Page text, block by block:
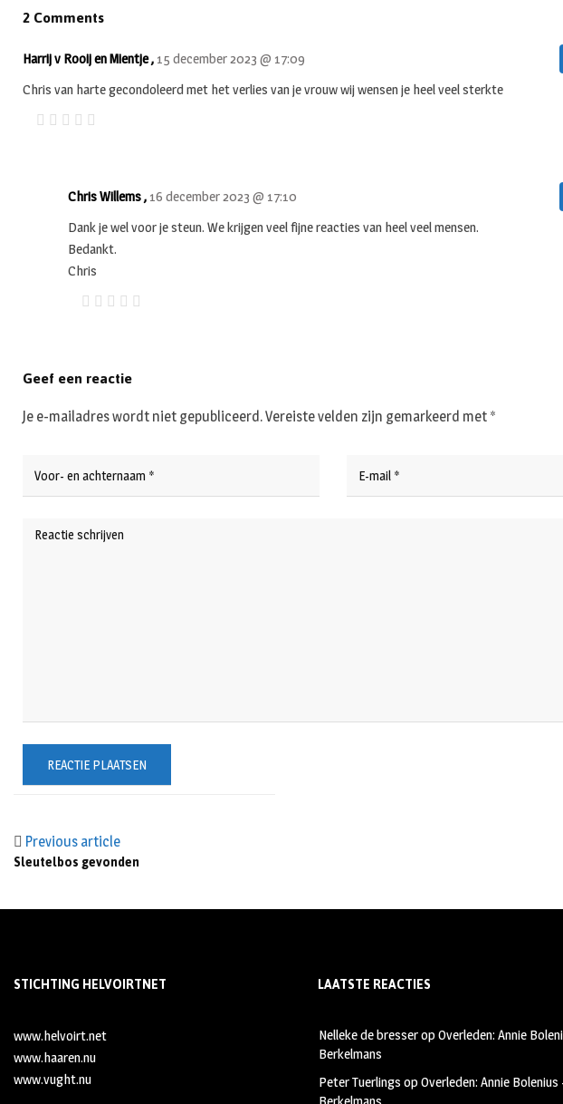
Previous article
Sleutelbos gevonden
2 Comments
Harrij v Rooij en Mientje , 15 december 2023 @ 17:09
Chris van harte gecondoleerd met het verlies van je vrouw wij wensen je heel veel sterkte
Chris Willems , 16 december 2023 @ 17:10
Dank je wel voor je steun. We krijgen veel fijne reacties van heel veel mensen.
Bedankt.
Chris
Geef een reactie
Je e-mailadres wordt niet gepubliceerd.Vereiste velden zijn gemarkeerd met *
STICHTING HELVOIRTNET
www.helvoirt.net
www.haaren.nu
www.vught.nu
LAATSTE REACTIES
Nelleke de bresseropOverleden: Annie
Berkelmans
Peter Tuerlings opOverleden: Annie Bolenius
Berkelmans